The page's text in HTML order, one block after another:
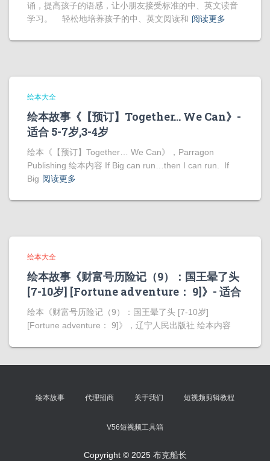
诵，提高孩子的语感，让小朋友接受标准的中、英文读音
学习。 轻松地培养孩子的中、英文阅读和 阅读更多
绘本大全
绘本故事《【预订】Together… We Can》-
适合 5-7岁,3-4岁
绘本《【预订】Together… We Can》，Parragon
Publishing 绘本内容 If Big can run…then I can run. If
Big 阅读更多
绘本大全
绘本故事《财富号历险记（9）：国王晕了头
[7-10岁] [Fortune adventure： 9]》- 适合
绘本《财富号历险记（9）：国王晕了头 [7-10岁]
[Fortune adventure： 9]》，辽宁人民出版社 绘本内容
绘本故事 代理招商 关于我们 短视频剪辑教程
V56短视频工具箱
Copyright © 2025 布克船长